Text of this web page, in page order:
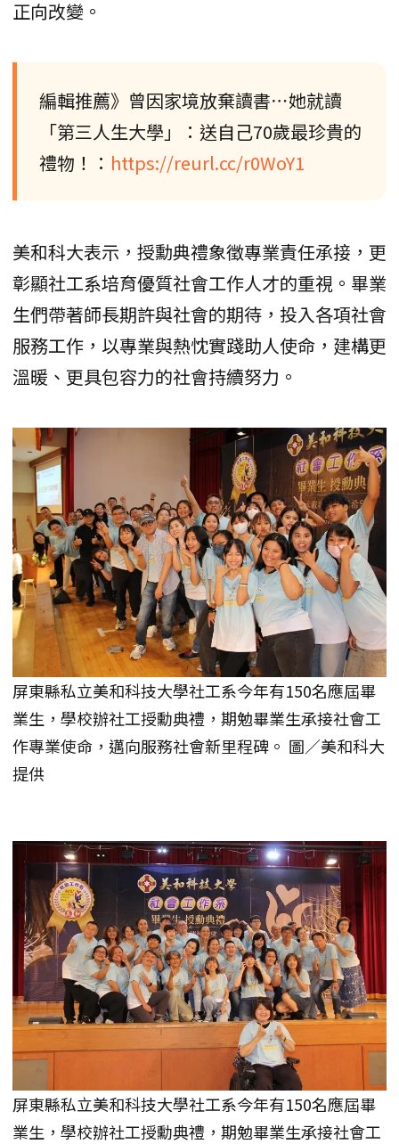
正向改變。
編輯推薦》曾因家境放棄讀書⋯她就讀
「第三人生大學」：送自己70歲最珍貴的
禮物！： https://reurl.cc/r0WoY1
美和科大表示，授勳典禮象徵專業責任承接，更
彰顯社工系培育優質社會工作人才的重視。畢業
生們帶著師長期許與社會的期待，投入各項社會
服務工作，以專業與熱忱實踐助人使命，建構更
溫暖、更具包容力的社會持續努力。
屏東縣私立美和科技大學社工系今年有150名應屆畢
業生，學校辦社工授勳典禮，期勉畢業生承接社會工
作專業使命，邁向服務社會新里程碑。 圖／美和科大
提供
屏東縣私立美和科技大學社工系今年有150名應屆畢
業生，學校辦社工授勳典禮，期勉畢業生承接社會工